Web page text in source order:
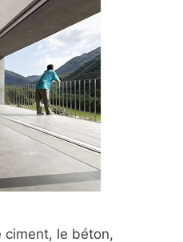
ciment, le béton,